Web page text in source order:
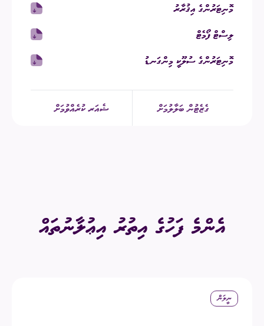
މޮނިޓަރުންގެ އިޤުރާރު
ލިސްޓް ފޯމެޓް
މޮނިޓަރުންގެ ސުލޫކީ މިންގަނޑު
ގެޒެޓުން ބަލާލުމަށް ޝެއަރ ކުރެއްވުމަށް
އެންމެ ފަހުގެ އިތުރު އިޢުލާނުތައް
ނީލަން